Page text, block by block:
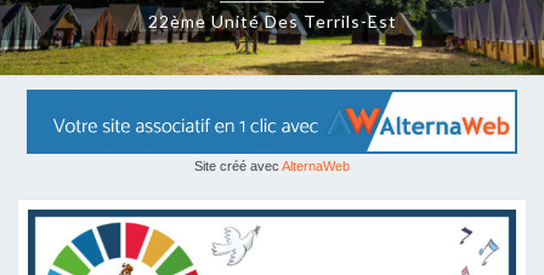
22ème Unité Des Terrils-Est
Site créé avec AlternaWeb